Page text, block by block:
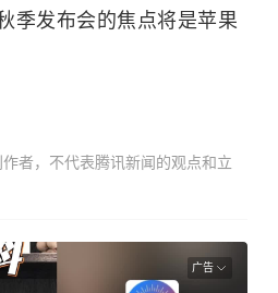
季发布会的焦点将是苹果
者，不代表腾讯新闻的观点和立
广告